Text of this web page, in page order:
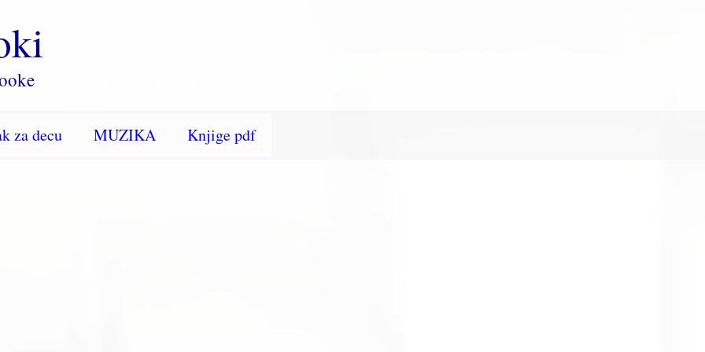
za decu MUZIKA Knjige pdf